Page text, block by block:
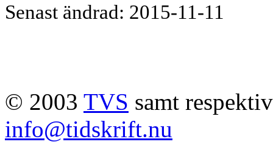
Senast ändrad: 2015-11-11
© 2003 TVS samt
info@tidskrift.nu